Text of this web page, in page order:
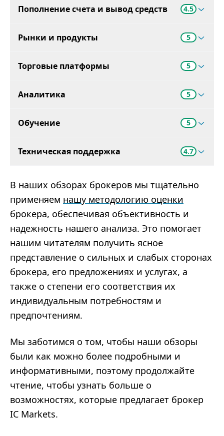
Пополнение счета и вывод средств 4.5
Рынки и продукты 5
Торговые платформы 5
Аналитика 5
Обучение 5
Техническая поддержка 4.7
В наших обзорах брокеров мы тщательно
применяем нашу методологию оценки
брокера, обеспечивая объективность и
надежность нашего анализа. Это помогает
нашим читателям получить ясное
представление о сильных и слабых сторонах
брокера, его предложениях и услугах, а
также о степени его соответствия их
индивидуальным потребностям и
предпочтениям.
Мы заботимся о том, чтобы наши обзоры
были как можно более подробными и
информативными, поэтому продолжайте
чтение, чтобы узнать больше о
возможностях, которые предлагает брокер
IC Markets.